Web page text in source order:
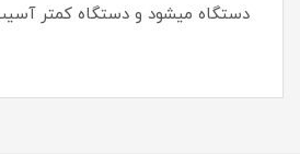
دستگاه میشود و دستگاه کمتر